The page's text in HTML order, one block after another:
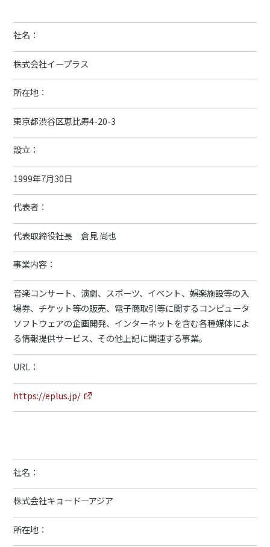
社名：
株式会社イープラス
所在地：
東京都渋谷区恵比寿4-20-3
設立：
1999年7月30日
代表者：
代表取締役社長 倉見 尚也
事業内容：
音楽コンサート、演劇、スポーツ、イベント、娯楽施設等の入
場券、チケット等の販売、電子商取引等に関するコンピュータ
ソフトウェアの企画開発、インターネットを含む各種媒体によ
る情報提供サービス、その他上記に関連する事業。
URL：
https://eplus.jp/
社名：
株式会社キョードーアジア
所在地：